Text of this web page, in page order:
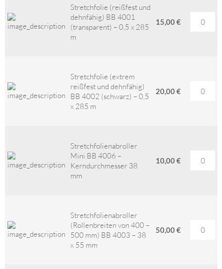
Stretchfolie (reißfest und
dehnfähig) BB 4001
(transparent) – 0,5 x 285
m
15,00 €
Stretchfolie (extrem
reißfest und dehnfähig)
BB 4002 (schwarz) – 0,5
x 285 m
20,00 €
Stretchfolienabroller
Mini BB 4006 –
Kerndurchmesser 38
mm
10,00 €
Stretchfolienabroller
(Rollenbreiten von 400 –
500 mm) BB 4003 – 38
x 55 mm
50,00 €